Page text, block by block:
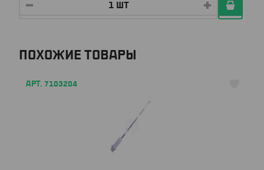
ПОХОЖИЕ ТОВАРЫ
АРТ. 7103204